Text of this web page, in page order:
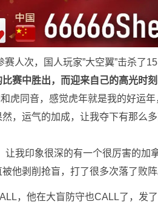
次，国人玩家”大空翼”击杀了15
赛中胜出，而迎来自己的高光时刻
虎同音，感觉虎年就是我的好运
，运气的加成，让我夺下有那么
让我印象很深的有一个很厉害的加
他剥削抢盲，打了很多次落了败阵
，他在大盲防守也CALL了，发